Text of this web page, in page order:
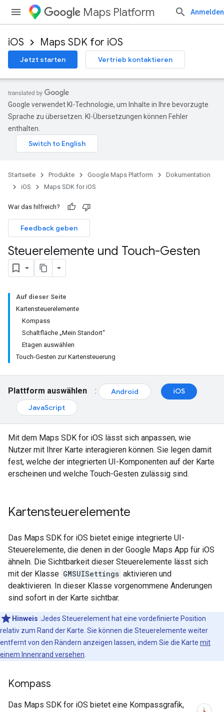
Maps Platform Anmelden
iOS Maps SDK for iOS
Jetzt starten Vertrieb kontaktieren
Google verwendet KI-Technologie, um Inhalte in Ihre bevorzugte
Sprache zu übersetzen. KI-Übersetzungen können Fehler
enthalten.
Startseite Produkte Google Maps Platform
Dokumentation
iOS
Maps SDK for iOS
War das hilfreich?
Feedback geben
Steuerelemente und Touch-Gesten
Auf dieser Seite
Kartensteuerelemente
Kompass
Schaltfläche „Mein Standort“
Etagen auswählen
Touch-Gesten zur Kartensteuerung
Plattform auswählen : Android
iOS
JavaScript
Mit dem Maps SDK for iOS lässt sich anpassen, wie
Nutzer mit Ihrer Karte interagieren können. Sie legen damit
fest, welche der integrierten UI-Komponenten auf der Karte
erscheinen und welche Touch-Gesten zulässig sind.
Kartensteuerelemente
Das Maps SDK for iOS bietet einige integrierte UI-
Steuerelemente, die denen in der Google Maps App für iOS
ähneln. Die Sichtbarkeit dieser Steuerelemente lässt sich
mit der Klasse GMSUISettings aktivieren und
deaktivieren. In dieser Klasse vorgenommene Änderungen
sind sofort in der Karte sichtbar.
Hinweis :Jedes Steuerelement hat eine vordefinierte Position
relativ zum Rand der Karte. Sie können die Steuerelemente weiter
entfernt von den Rändern anzeigen lassen, indem Sie die Karte mit
einem Innenrand versehen
Kompass
Das Maps SDK for iOS bietet eine Kompassgrafik,